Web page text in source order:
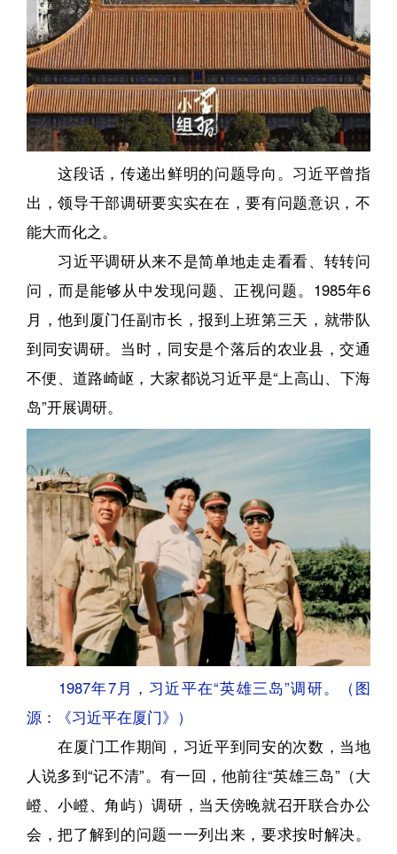
这段话，传递出鲜明的问题导向。习近平曾指
出，领导干部调研要实实在在，要有问题意识，不
能大而化之。
习近平调研从来不是简单地走走看看、转转问
问，而是能够从中发现问题、正视问题。1985年6
月，他到厦门任副市长，报到上班第三天，就带队
到同安调研。当时，同安是个落后的农业县，交通
不便、道路崎岖，大家都说习近平是“上高山、下海
岛”开展调研。
1987年7月，习近平在“英雄三岛”调研。（图
源：《习近平在厦门》）
在厦门工作期间，习近平到同安的次数，当地
人说多到“记不清”。有一回，他前往“英雄三岛”（大
嶝、小嶝、角屿）调研，当天傍晚就召开联合办公
会，把了解到的问题一一列出来，要求按时解决。